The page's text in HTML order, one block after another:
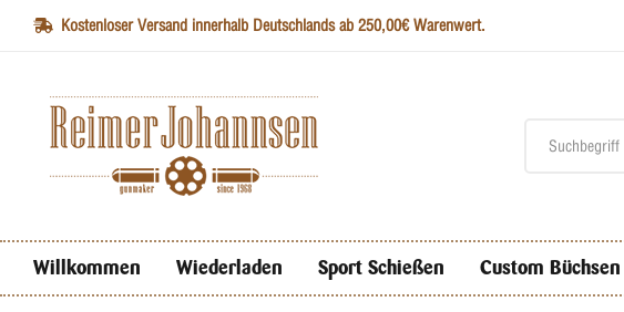
Kostenloser Versand innerhalb Deutschlands ab 250,00€ Warenwert.
Willkommen Wiederladen Sport Schießen Custom Büchsen